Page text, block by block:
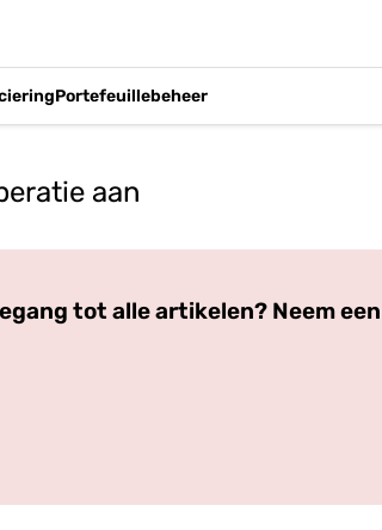
Portefeuillebeheer
aan
tot alle artikelen? Neem